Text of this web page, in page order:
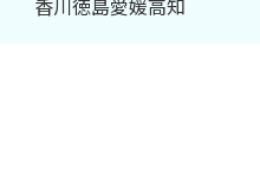
近畿